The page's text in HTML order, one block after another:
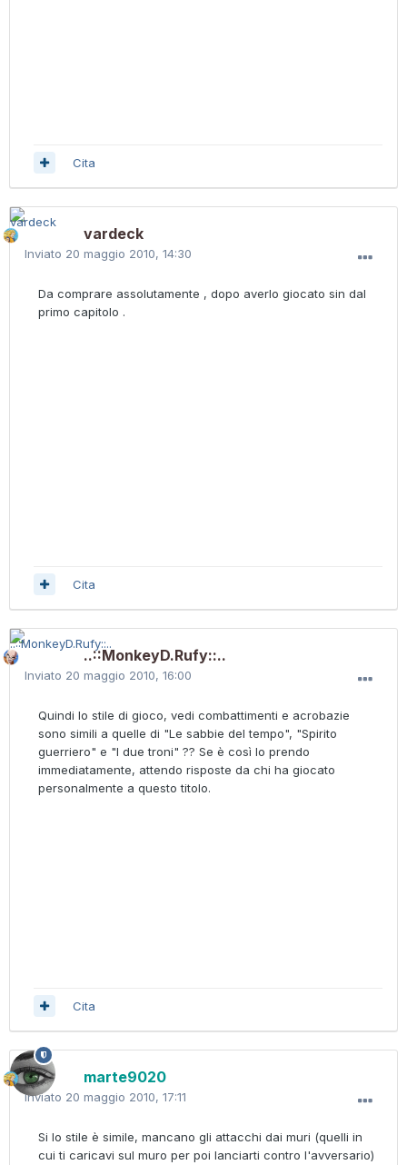
Cita
vardeck
Inviato 20 maggio 2010, 14:30
Da comprare assolutamente , dopo averlo giocato sin dal
primo capitolo .
Cita
..::MonkeyD.Rufy::..
Inviato 20 maggio 2010, 16:00
Quindi lo stile di gioco, vedi combattimenti e acrobazie
sono simili a quelle di "Le sabbie del tempo", "Spirito
guerriero" e "I due troni" ?? Se è così lo prendo
immediatamente, attendo risposte da chi ha giocato
personalmente a questo titolo.
Cita
marte9020
Inviato 20 maggio 2010, 17:11
Si lo stile è simile, mancano gli attacchi dai muri (quelli in
cui ti caricavi sul muro per poi lanciarti contro l'avversario)